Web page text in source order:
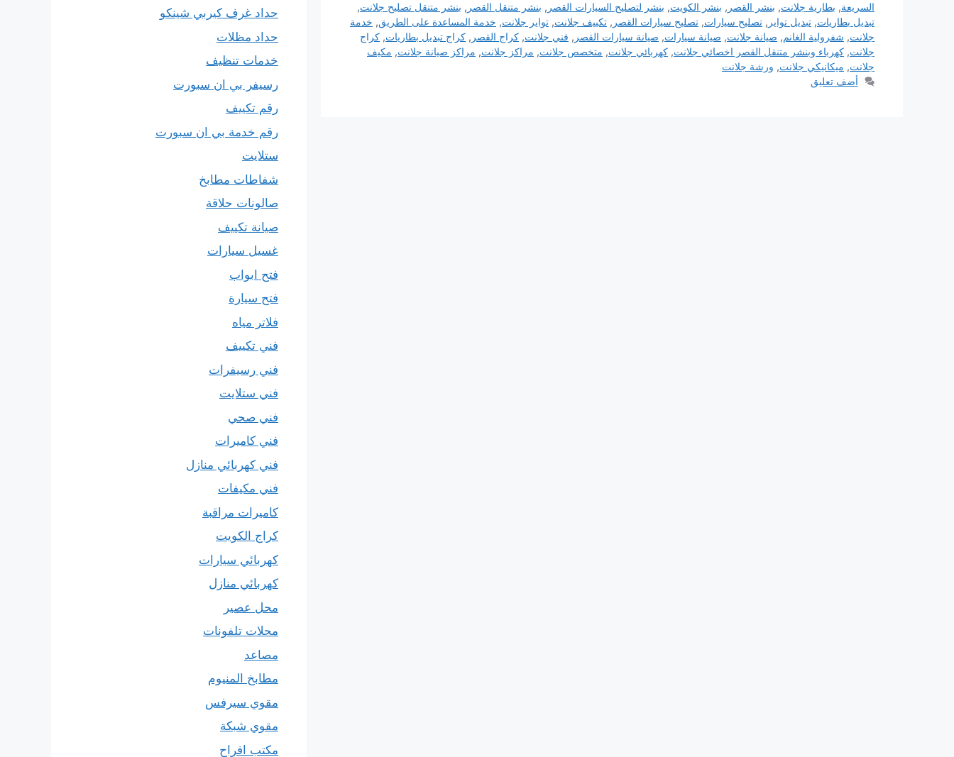
السريعة, بطارية جلانت, بنشر القصر , بنشر الكويت, بنشر لتصليح السيارات القصر , بنشر متنقل القصر , بنشر متنقل تصليح جلانت,
تبديل بطاريات, تبديل تواير , تصليح سيارات, تصليح سيارات القصر , تكييف جلانت, تواير جلانت, خدمة المساعدة على الطريق, خدمة
جلانت, شفرولية الغانم, صيانة جلانت, صيانة سيارات, صيانة سيارات القصر , فني جلانت, كراج القصر , كراج تبديل بطاريات, كراج
جلانت, كهرباء وبنشر متنقل القصر اخصائي جلانت, كهربائي جلانت, متخصص جلانت, مراكز جلانت, مراكز صيانة جلانت, مكيف
جلانت, ميكانيكي جلانت, ورشة جلانت
أضف تعليق
حداد غرف كيربي شينكو
حداد مظلات
خدمات تنظيف
رسيفر بي ان سبورت
رقم تكييف
رقم خدمة بي ان سبورت
ستلايت
شفاطات مطابخ
صالونات حلاقة
صيانة تكييف
غسيل سيارات
فتح ابواب
فتح سيارة
فلاتر مياه
فني تكييف
فني رسيفرات
فني ستلايت
فني صحي
فني كاميرات
فني كهربائي منازل
فني مكيفات
كاميرات مراقبة
كراج الكويت
كهربائي سيارات
كهربائي منازل
محل عصير
محلات تلفونات
مصاعد
مطابخ المنيوم
مقوي سيرفس
مقوي شبكة
مكتب افراح